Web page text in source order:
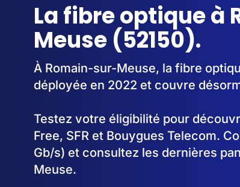
La fibre optique à
Meuse (52150).
À Romain-sur-Meuse, la fibre
déployée en 2022 et couvre
Testez votre éligibilité pour
Free, SFR et Bouygues Telecom.
Gb/s) et consultez les dernières
Meuse.